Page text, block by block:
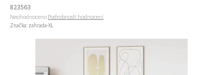
823563
Průměrné hodnocení produktu je 0,0 z 5 hvězdiček.
NeohodnocenoPodrobnosti hodnocení
Značka: zahrada-XL